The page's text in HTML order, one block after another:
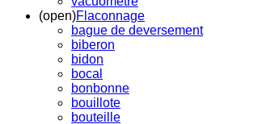
(open)Flaconnage
bague de deversement
biberon
bidon
bocal
bonbonne
bouillote
bouteille